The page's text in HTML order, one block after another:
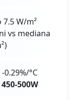
W/m²
vs mediana
°C
500W